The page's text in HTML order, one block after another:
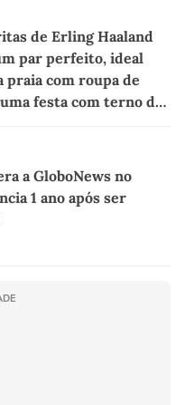
de Erling Haaland
par perfeito, ideal
praia com roupa de
festa com terno de
a GloboNews no
1 ano após ser